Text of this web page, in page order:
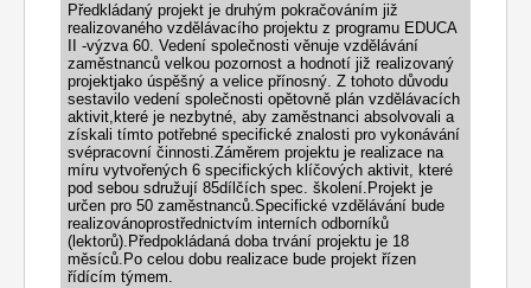
Předkládaný projekt je druhým pokračováním již
realizovaného vzdělávacího projektu z programu EDUCA
II -výzva 60. Vedení společnosti věnuje vzdělávání
zaměstnanců velkou pozornost a hodnotí již realizovaný
projektjako úspěšný a velice přínosný. Z tohoto důvodu
sestavilo vedení společnosti opětovně plán vzdělávacích
aktivit,které je nezbytné, aby zaměstnanci absolvovali a
získali tímto potřebné specifické znalosti pro vykonávání
svépracovní činnosti.Záměrem projektu je realizace na
míru vytvořených 6 specifických klíčových aktivit, které
pod sebou sdružují 85dílčích spec. školení.Projekt je
určen pro 50 zaměstnanců.Specifické vzdělávání bude
realizovánoprostřednictvím interních odborníků
(lektorů).Předpokládaná doba trvání projektu je 18
měsíců.Po celou dobu realizace bude projekt řízen
řídícím týmem.